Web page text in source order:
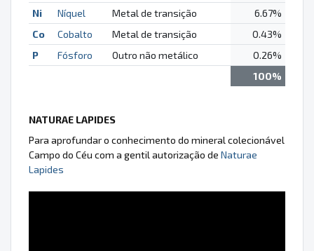
Ni
Níquel Metal de transição
6.67%
Co
Cobalto Metal de transição
0.43%
P
Fósforo Outro não metálico
0.26%
100%
NATURAE LAPIDES
Para aprofundar o conhecimento do mineral colecionável
Campo do Céu com a gentil autorização de Naturae
Lapides